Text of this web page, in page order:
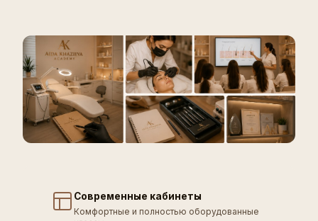
Современные кабинеты
Комфортные и полностью оборудованные